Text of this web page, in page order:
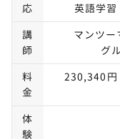
応
英語学
講
師
マンツ
グ
料
金
230,340円
体
験